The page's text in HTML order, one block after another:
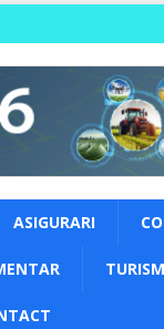
ASIGURARI
TURISM